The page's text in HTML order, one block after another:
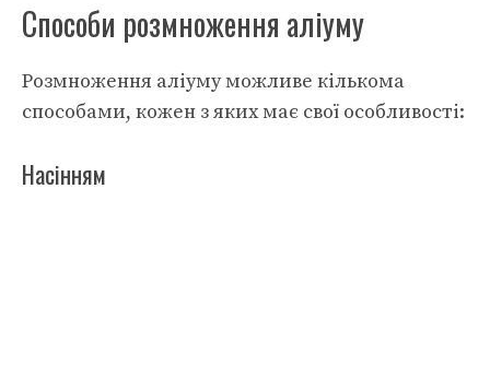
Способи розмноження аліуму
Розмноження аліуму можливе кількома
способами, кожен з яких має свої особливості:
Насінням